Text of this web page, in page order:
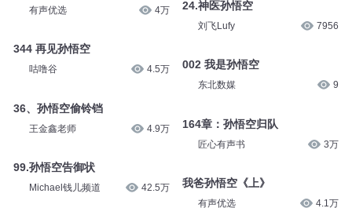
有声优选 4万
344 再见孙悟空
咕噜谷 4.5万
36、孙悟空偷铃铛
王金鑫老师 4.9万
99.孙悟空告御状
Michael钱儿频道 42.5万
24.神医孙悟空
刘飞Lufy 7956
002 我是孙悟空
东北数媒 9
164章：孙悟空归队
匠心有声书 3万
我爸孙悟空《上》
有声优选 4.1万